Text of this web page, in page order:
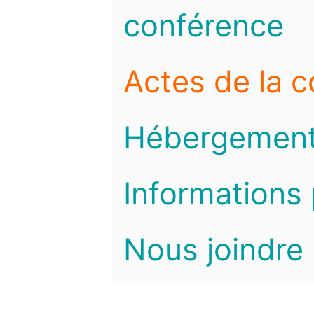
conférence
Actes de la
Informations
Nous joindre